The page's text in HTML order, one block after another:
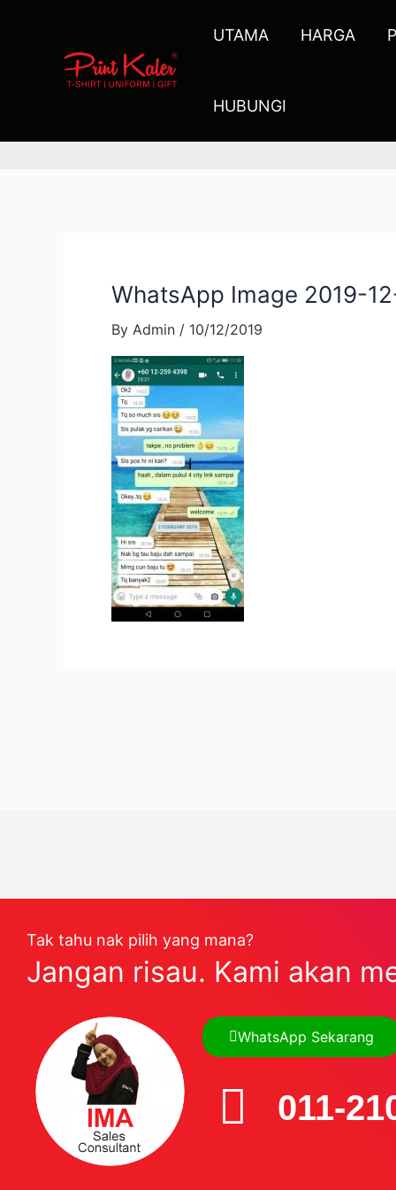
UTAMA HARGA
HUBUNGI
WhatsApp Image 2019-
By Admin / 10/12/2019
Tak tahu nak pilih yang mana?
Jangan risau. Kami akan
WhatsApp Sekarang
011-